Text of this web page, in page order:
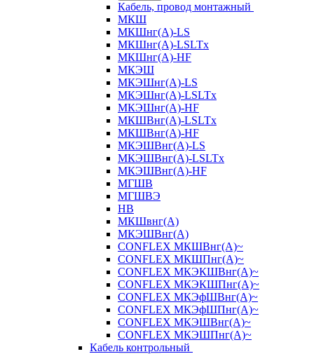
Кабель, провод монтажный
МКШ
МКШнг(А)-LS
МКШнг(А)-LSLTx
МКШнг(А)-HF
МКЭШ
МКЭШнг(А)-LS
МКЭШнг(А)-LSLTx
МКЭШнг(А)-HF
МКШВнг(A)-LSLTx
МКШВнг(А)-HF
МКЭШВнг(А)-LS
МКЭШВнг(A)-LSLTx
МКЭШВнг(А)-HF
МГШВ
МГШВЭ
НВ
МКШвнг(А)
МКЭШВнг(А)
CONFLEX МКШВнг(А)~
CONFLEX МКШПнг(А)~
CONFLEX МКЭКШВнг(А)~
CONFLEX МКЭКШПнг(А)~
CONFLEX МКЭфШВнг(А)~
CONFLEX МКЭфШПнг(А)~
CONFLEX МКЭШВнг(А)~
CONFLEX МКЭШПнг(А)~
Кабель контрольный